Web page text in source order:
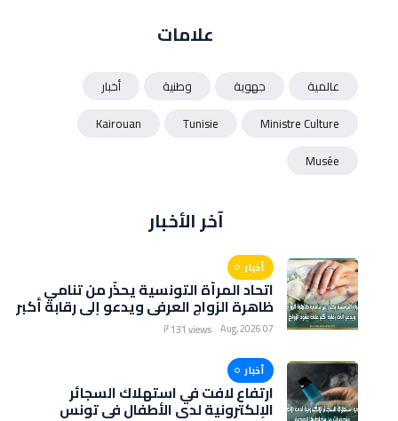
علامات
عالمية جهوية وطنية
أخبار
Ministre Culture
Tunisie
Kairouan
Musée
آخر الأخبار
أخبار
اتحاد المرأة التونسية يحذّر من تنامي
ظاهرة الزواج العرفي ويدعو إلى رقابة أكبر
على عقود الزواج
07 Aug, 2026
131 views
أخبار
ارتفاع لافت في استهلاك السجائر
الإلكترونية لدى الأطفال في تونس